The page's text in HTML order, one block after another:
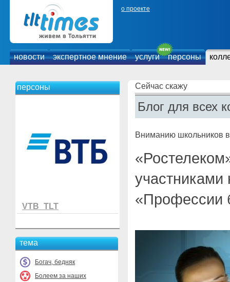
о проекте
новости экспертное мнение услуги персоны
персоны
VTB_TLT
тема
Богач, бедняк
Болеем за наших
Сейчас скажу
Блог для всех
Вниманию школьников в
участниками
«Профессии